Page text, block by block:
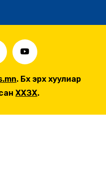
. Бүх эрх хуулиар
ХХЗХ.